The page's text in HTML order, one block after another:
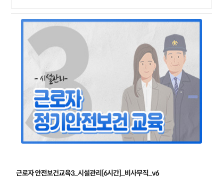
근로자 안전보건교육3_시설관리[6시간]_비사무직_v6